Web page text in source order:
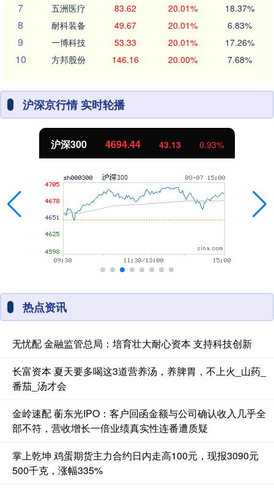
7 五洲医疗 83.62 20.01% 18.37%
8 耐科装备 49.67 20.01% 6.83%
9 一博科技 53.33 20.01% 17.26%
10 方邦股份 146.16 20.00% 7.68%
沪深京行情 实时轮播
沪深300 4694.44 43.13 0.93%
热点资讯
无忧配 金融监管总局：培育壮大耐心资本 支持科技创新
长富资本 夏天要多喝这3道营养汤，养脾胃，不上火_山药_
番茄_汤才会
金岭速配 蘅东光IPO：客户回函金额与公司确认收入几乎全
部不符，营收增长一倍业绩真实性连番遭质疑
掌上乾坤 鸡蛋期货主力合约日内走高100元，现报3090元
500千克，涨幅335%